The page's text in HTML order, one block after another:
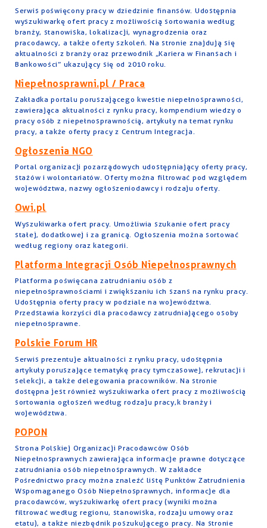
Serwis poświęcony pracy w dziedzinie finansów. Udostępnia
wyszukiwarkę ofert pracy z możliwością sortowania według
branży, stanowiska, lokalizacji, wynagrodzenia oraz
pracodawcy, a także oferty szkoleń. Na stronie znajdują się
aktualności z branży oraz przewodnik „Kariera w Finansach i
Bankowości” ukazujący się od 2010 roku.
Niepełnosprawni.pl / Praca
Zakładka portalu poruszającego kwestie niepełnosprawności,
zawierająca aktualności z rynku pracy, kompendium wiedzy o
pracy osób z niepełnosprawnością, artykuły na temat rynku
pracy, a także oferty pracy z Centrum Integracja.
Ogłoszenia NGO
Portal organizacji pozarządowych udostępniający oferty pracy,
stażów i wolontariatów. Oferty można filtrować pod względem
województwa, nazwy ogłoszeniodawcy i rodzaju oferty.
Owi.pl
Wyszukiwarka ofert pracy. Umożliwia szukanie ofert pracy
stałej, dodatkowej i za granicą. Ogłoszenia można sortować
według regiony oraz kategorii.
Platforma Integracji Osób Niepełnosprawnych
Platforma poświęcana zatrudnianiu osób z
niepełnosprawnościami i zwiększaniu ich szans na rynku pracy.
Udostępnia oferty pracy w podziale na województwa.
Przedstawia korzyści dla pracodawcy zatrudniającego osoby
niepełnosprawne.
Polskie Forum HR
Serwis prezentuje aktualności z rynku pracy, udostępnia
artykuły poruszające tematykę pracy tymczasowej, rekrutacji i
selekcji, a także delegowania pracowników. Na stronie
dostępna jest również wyszukiwarka ofert pracy z możliwością
sortowania ogłoszeń według rodzaju pracy,k branży i
województwa.
POPON
Strona Polskiej Organizacji Pracodawców Osób
Niepełnosprawnych zawierająca informacje prawne dotyczące
zatrudniania osób niepełnosprawnych. W zakładce
Pośrednictwo pracy można znaleźć listę Punktów Zatrudnienia
Wspomaganego Osób Niepełnosprawnych, informacje dla
pracodawców, wyszukiwarkę ofert pracy (wyniki można
filtrować według regionu, stanowiska, rodzaju umowy oraz
etatu), a także niezbędnik poszukującego pracy. Na stronie